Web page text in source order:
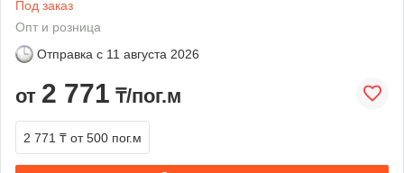
Под заказ
Опт и розница
Отправка с 11 августа 2026
от 2 771 ₸/пог.м
2 771 ₸ от 500 пог.м